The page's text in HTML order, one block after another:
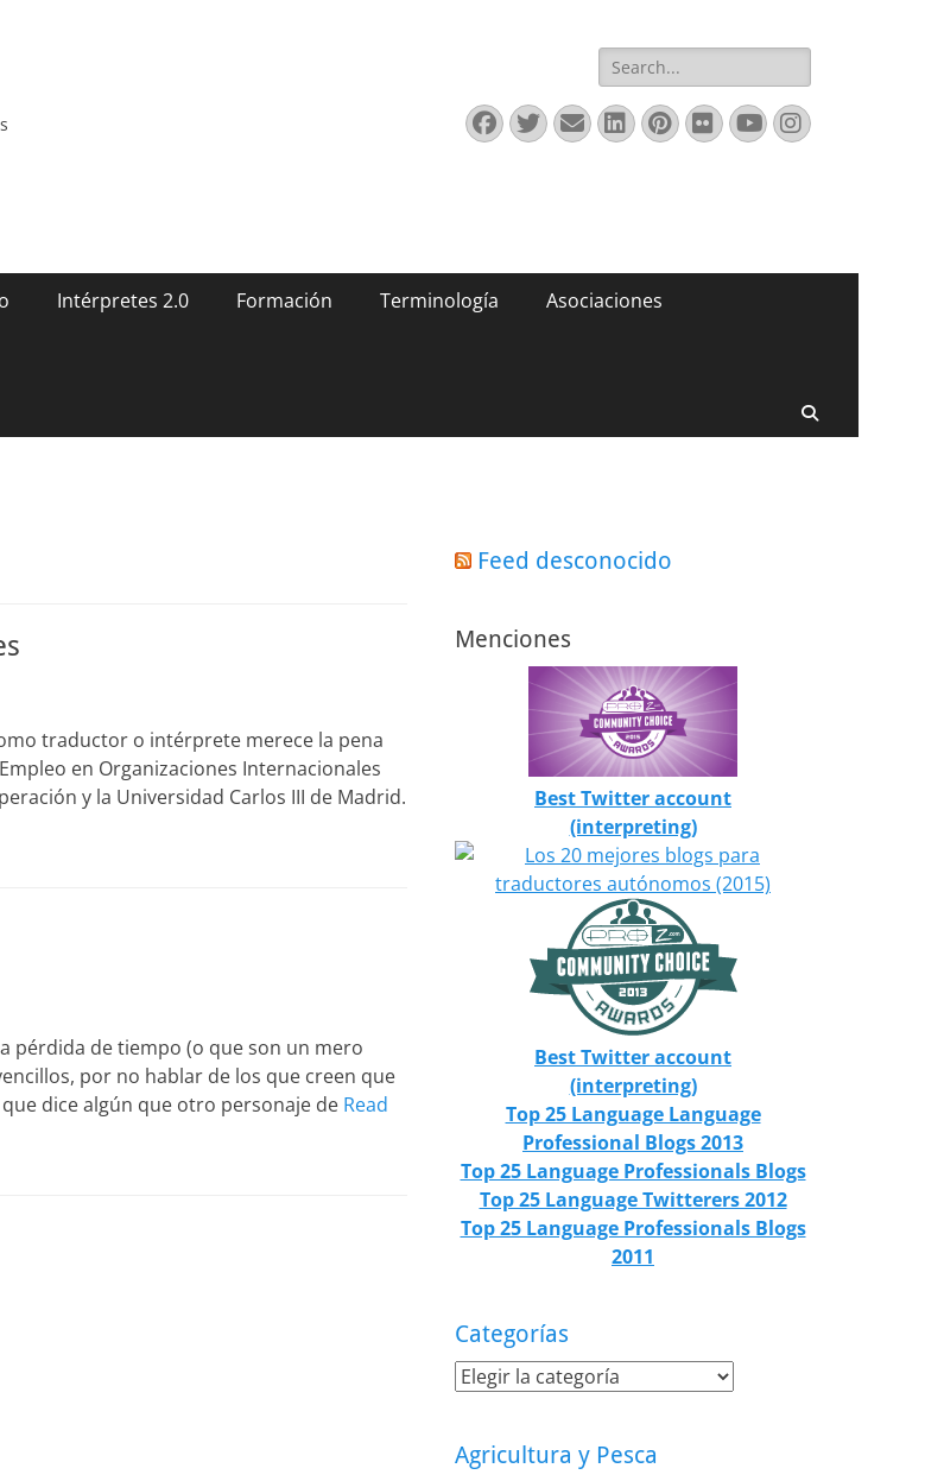
Buscar:
Facebook
Twitter
Correo
electrónico
LinkedIn
Pinterest
FlickrYouTube
Instagram
Intérpretes 2.0 Formación Terminología Asociaciones
traductor o intérprete merece la pena
en Organizaciones Internacionales
y la Universidad Carlos III de Madrid.
pérdida de tiempo (o que son un mero
por no hablar de los que creen que
dice algún que otro personaje de Read
Feed desconocido
Menciones
Best Twitter account
(interpreting)
Best Twitter account
(interpreting)
Top 25 Language Language
Professional Blogs 2013
Top 25 Language Professionals Blogs
Top 25 Language Twitterers 2012
Top 25 Language Professionals Blogs
2011
Categorías
Categorías
Agricultura y Pesca